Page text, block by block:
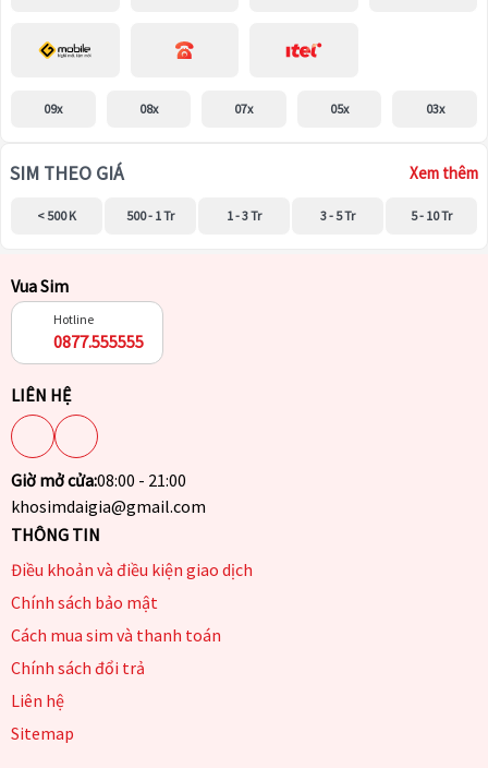
09x 08x 07x 05x 03x
SIM THEO GIÁ Xem thêm
< 500 K 500 - 1 Tr 1 - 3 Tr 3 - 5 Tr 5 - 10 Tr
Vua Sim
Hotline
0877.555555
LIÊN HỆ
Giờ mở cửa:08:00 - 21:00
khosimdaigia@gmail.com
THÔNG TIN
Điều khoản và điều kiện giao dịch
Chính sách bảo mật
Cách mua sim và thanh toán
Chính sách đổi trả
Liên hệ
Sitemap